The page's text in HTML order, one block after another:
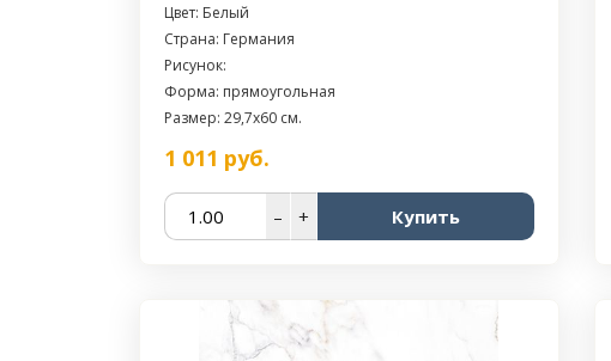
Цвет: Белый
Страна: Германия
Рисунок:
Форма: прямоугольная
Размер: 29,7x60 см.
1 011 руб.
– + Купить